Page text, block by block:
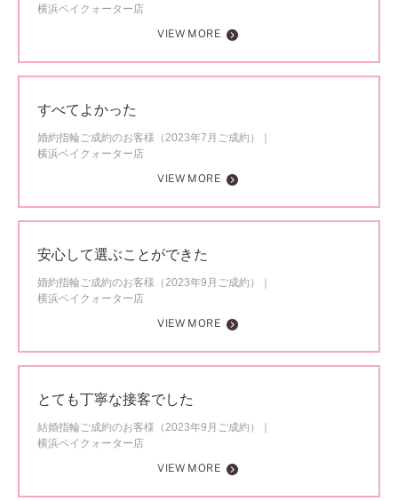
横浜ベイクォーター店
VIEW MORE
すべてよかった
婚約指輪ご成約のお客様（2023年7月ご成約）
横浜ベイクォーター店
VIEW MORE
安心して選ぶことができた
婚約指輪ご成約のお客様（2023年9月ご成約）
横浜ベイクォーター店
VIEW MORE
とても丁寧な接客でした
結婚指輪ご成約のお客様（2023年9月ご成約）
横浜ベイクォーター店
VIEW MORE